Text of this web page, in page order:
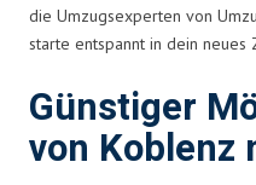
die Umzugsexperten von
starte entspannt in dein neues
Günstiger
von Koblenz